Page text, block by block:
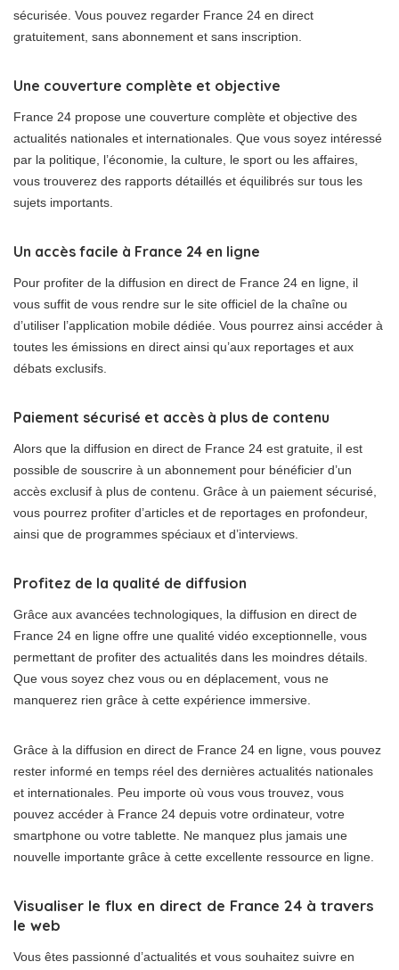
sécurisée. Vous pouvez regarder France 24 en direct
gratuitement, sans abonnement et sans inscription.
Une couverture complète et objective
France 24 propose une couverture complète et objective des
actualités nationales et internationales. Que vous soyez intéressé
par la politique, l’économie, la culture, le sport ou les affaires,
vous trouverez des rapports détaillés et équilibrés sur tous les
sujets importants.
Un accès facile à France 24 en ligne
Pour profiter de la diffusion en direct de France 24 en ligne, il
vous suffit de vous rendre sur le site officiel de la chaîne ou
d’utiliser l’application mobile dédiée. Vous pourrez ainsi accéder à
toutes les émissions en direct ainsi qu’aux reportages et aux
débats exclusifs.
Paiement sécurisé et accès à plus de contenu
Alors que la diffusion en direct de France 24 est gratuite, il est
possible de souscrire à un abonnement pour bénéficier d’un
accès exclusif à plus de contenu. Grâce à un paiement sécurisé,
vous pourrez profiter d’articles et de reportages en profondeur,
ainsi que de programmes spéciaux et d’interviews.
Profitez de la qualité de diffusion
Grâce aux avancées technologiques, la diffusion en direct de
France 24 en ligne offre une qualité vidéo exceptionnelle, vous
permettant de profiter des actualités dans les moindres détails.
Que vous soyez chez vous ou en déplacement, vous ne
manquerez rien grâce à cette expérience immersive.
Grâce à la diffusion en direct de France 24 en ligne, vous pouvez
rester informé en temps réel des dernières actualités nationales
et internationales. Peu importe où vous vous trouvez, vous
pouvez accéder à France 24 depuis votre ordinateur, votre
smartphone ou votre tablette. Ne manquez plus jamais une
nouvelle importante grâce à cette excellente ressource en ligne.
Visualiser le flux en direct de France 24 à travers
le web
Vous êtes passionné d’actualités et vous souhaitez suivre en